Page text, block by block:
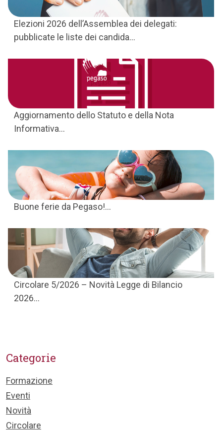
Elezioni 2026 dell’Assemblea dei delegati:
pubblicate le liste dei candida...
Aggiornamento dello Statuto e della Nota
Informativa...
Buone ferie da Pegaso!...
Circolare 5/2026 – Novità Legge di Bilancio
2026...
Categorie
Formazione
Eventi
Novità
Circolare